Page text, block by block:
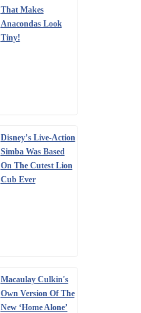
That Makes
Anacondas Look
Tiny!
Disney’s Live-Action
Simba Was Based
On The Cutest Lion
Cub Ever
Macaulay Culkin's
Own Version Of The
New ‘Home Alone’